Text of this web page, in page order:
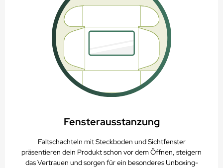
Fensterausstanzung
Faltschachteln mit Steckboden und Sichtfenster
präsentieren dein Produkt schon vor dem Öffnen, steigern
das Vertrauen und sorgen für ein besonderes Unboxing-